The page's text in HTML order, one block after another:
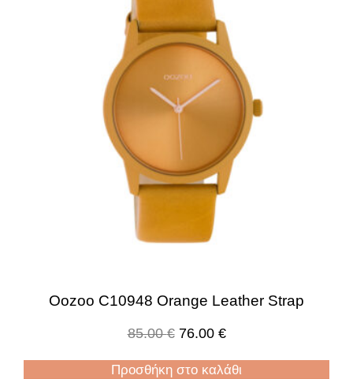
Oozoo C10948 Orange Leather Strap
85.00€ 76.00 €
Προσθήκη στο καλάθι